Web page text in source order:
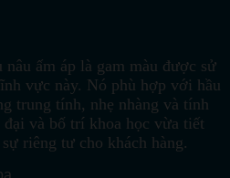
nâu ấm áp là gam màu được sử
vực này. Nó phù hợp với hầu
trung tính, nhẹ nhàng và tính
và bố trí khoa học vừa tiết
riêng tư cho khách hàng.